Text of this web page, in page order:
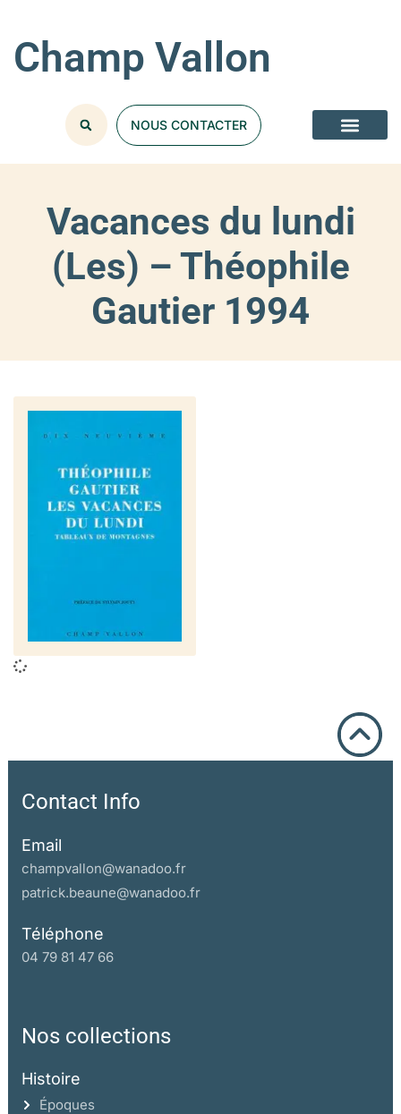
Champ Vallon
NOUS CONTACTER
Vacances du lundi
(Les) – Théophile
Gautier 1994
Contact Info
Email
champvallon@wanadoo.fr
patrick.beaune@wanadoo.fr
Téléphone
04 79 81 47 66
Nos collections
Histoire
Époques